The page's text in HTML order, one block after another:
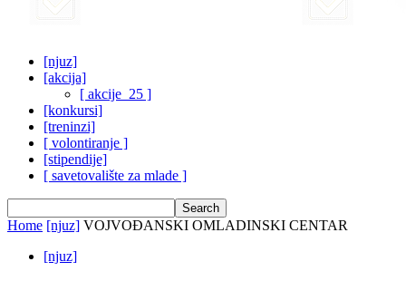
[njuz]
[akcija]
[ akcije_25 ]
[konkursi]
[treninzi]
[ volontiranje ]
[stipendije]
[ savetovalište za mlade ]
Home [njuz] VOJVOĐANSKI OMLADINSKI CENTAR
[njuz]